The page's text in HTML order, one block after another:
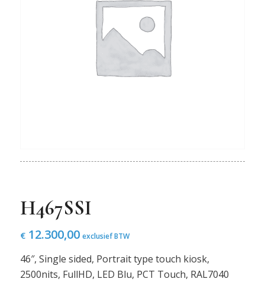
H467SSI
€12.300,00 exclusief BTW
46″, Single sided, Portrait type touch kiosk,
2500nits, FullHD, LED Blu, PCT Touch, RAL7040